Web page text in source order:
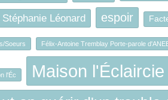
Stéphanie Léonard espoir
Soeurs Félix-Antoine Tremblay Porte-parole
l'Éc Maison l'Éclaircie